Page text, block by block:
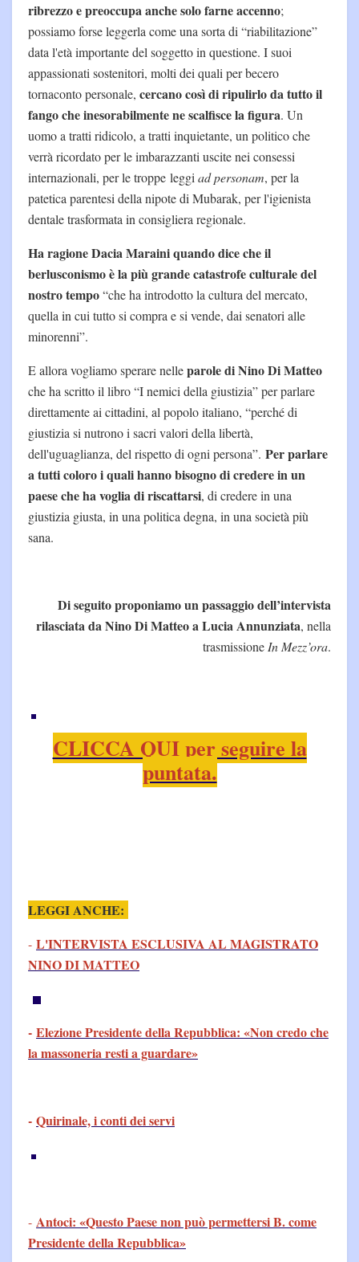
ribrezzo e preoccupa anche solo farne accenno;
possiamo forse leggerla come una sorta di “riabilitazione”
data l'età importante del soggetto in questione. I suoi
appassionati sostenitori, molti dei quali per becero
tornaconto personale, cercano così di ripulirlo da tutto il
fango che inesorabilmente ne scalfisce la figura. Un
uomo a tratti ridicolo, a tratti inquietante, un politico che
verrà ricordato per le imbarazzanti uscite nei consessi
internazionali, per le troppe leggi ad personam, per la
patetica parentesi della nipote di Mubarak, per l'igienista
dentale trasformata in consigliera regionale.
Ha ragione Dacia Maraini quando dice che il
berlusconismo è la più grande catastrofe culturale del
nostro tempo“che ha introdotto la cultura del mercato,
quella in cui tutto si compra e si vende, dai senatori alle
minorenni”.
E allora vogliamo sperare nelleparole di Nino Di Matteo
che ha scritto il libro “I nemici della giustizia” per parlare
direttamente ai cittadini, al popolo italiano, “perché di
giustizia si nutrono i sacri valori della libertà,
dell'uguaglianza, del rispetto di ogni persona”. Per parlare
a tutti coloro i quali hanno bisogno di credere in un
paese che ha voglia di riscattarsi, di credere in una
giustizia giusta, in una politica degna, in una società più
sana.
Di seguito proponiamo un passaggio dell’intervista
rilasciata da Nino Di Matteo a Lucia Annunziata, nella
trasmissione In Mezz’ora.
CLICCA QUI per seguire la
puntata.
LEGGI ANCHE:
- L'INTERVISTA ESCLUSIVA AL MAGISTRATO
NINO DI MATTEO
- Elezione Presidente della Repubblica: «Non credo che
la massoneria resti a guardare»
- Quirinale, i conti dei servi
- Antoci: «Questo Paese non può permettersi B. come
Presidente della Repubblica»